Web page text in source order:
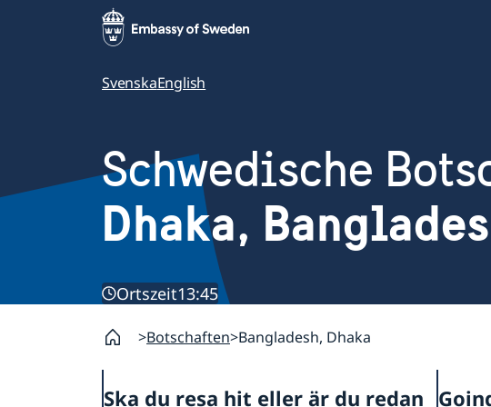
SvenskaEnglish
Schwedische
Dhaka,
Ortszeit13:45
Botschaften Bangladesh, Dhaka
Ska du resa hit eller är du redan